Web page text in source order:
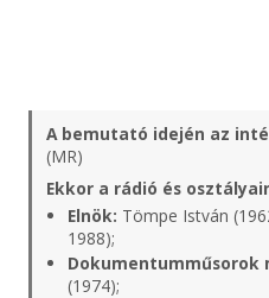
A bemutató idején az
(MR)
Ekkor a rádió és
Elnök: Tömpe István
1988);
Dokumentumműsorok
(1974);